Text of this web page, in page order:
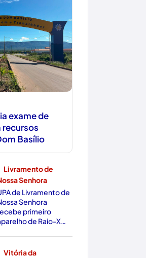
exame de
Basílio
Livramento de
Senhora
de Livramento de
Senhora
primeiro
de Raio-X
Vitória da